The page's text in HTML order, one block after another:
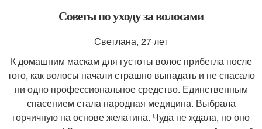
Советы по уходу за волосами
Светлана, 27 лет
К домашним маскам для густоты волос прибегла после
того, как волосы начали страшно выпадать и не спасало
ни одно профессиональное средство. Единственным
спасением стала народная медицина. Выбрала
горчичную на основе желатина. Чуда не ждала, но оно